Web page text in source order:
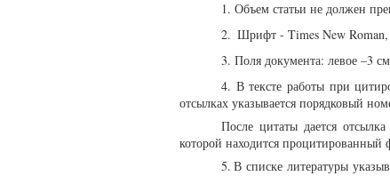
1. Объем статьи не должен
2. Шрифт - Times New Roman,
3. Поля документа: левое –3
4. В тексте работы при
отсылках указывается порядковый
После цитаты дается
которой находится процитированный
5. В списке литературы